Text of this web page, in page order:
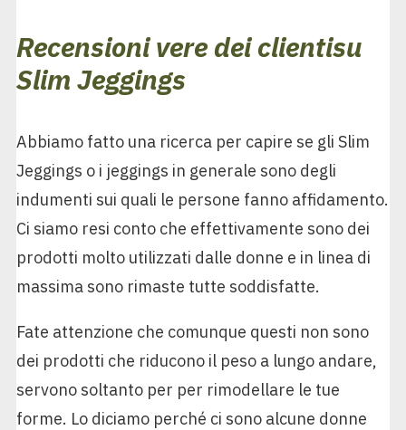
Recensioni vere dei clientisu
Slim Jeggings
Abbiamo fatto una ricerca per capire se gli Slim
Jeggings o i jeggings in generale sono degli
indumenti sui quali le persone fanno affidamento.
Ci siamo resi conto che effettivamente sono dei
prodotti molto utilizzati dalle donne e in linea di
massima sono rimaste tutte soddisfatte.
Fate attenzione che comunque questi non sono
dei prodotti che riducono il peso a lungo andare,
servono soltanto per per rimodellare le tue
forme. Lo diciamo perché ci sono alcune donne